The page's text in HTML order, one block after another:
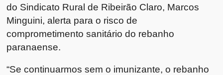
do Sindicato Rural de Ribeirão Claro, Marcos
Minguini, alerta para o risco de
comprometimento sanitário do rebanho
paranaense.
“Se continuarmos sem o imunizante, o rebanho